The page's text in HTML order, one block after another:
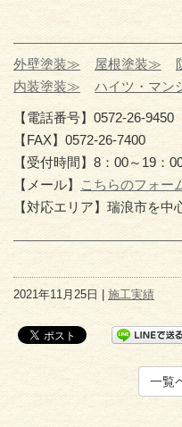
外壁塗装≫ 屋根塗装≫
内装塗装≫
ハイツ・マン
【電話番号】0572-26-9450
【FAX】0572-26-7400
【受付時間】8：00～19：
【メール】
こちらのフォー
【対応エリア】瑞浪市を
2021年11月25日 | 施工実績
一覧